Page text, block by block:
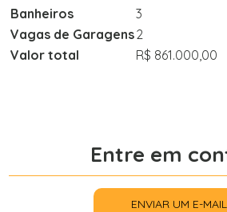
Banheiros
3
Vagas de Garagens2
Valor total
R$ 861.000,00
Entre em
ENVIAR UM E-MAIL